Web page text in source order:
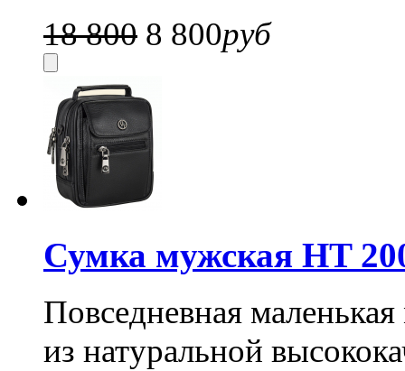
18 800 8 800руб
Сумка мужская HT
Повседневная
из натуральной